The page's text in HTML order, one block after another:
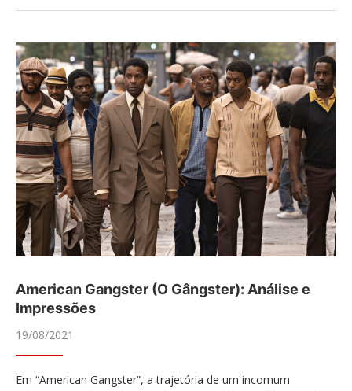
American Gangster (O Gângster): Análise e
Impressões
19/08/2021
Em “American Gangster”, a trajetória de um incomum